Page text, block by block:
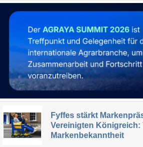
Fyffes stärkt
Vereinigten Königreich:
Markenbekanntheit